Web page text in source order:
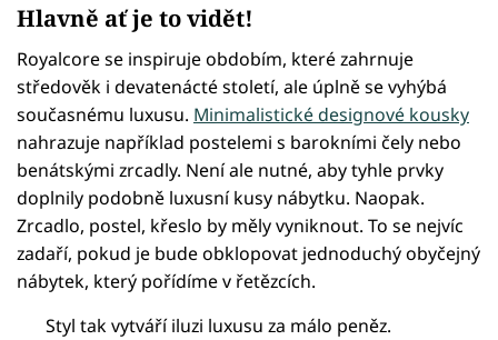
Hlavně ať je to vidět!
Royalcore se inspiruje obdobím, které zahrnuje
středověk i devatenácté století, ale úplně se vyhýbá
současnému luxusu. Minimalistické designové kousky
nahrazuje například postelemi s barokními čely nebo
benátskými zrcadly. Není ale nutné, aby tyhle prvky
doplnily podobně luxusní kusy nábytku. Naopak.
Zrcadlo, postel, křeslo by měly vyniknout. To se nejvíc
zadaří, pokud je bude obklopovat jednoduchý obyčejný
nábytek, který pořídíme v řetězcích.
Styl tak vytváří iluzi luxusu za málo peněz.